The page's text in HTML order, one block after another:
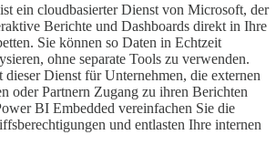
ein cloudbasierter Dienst von Microsoft, der
Berichte und Dashboards direkt in Ihre
Sie können so Daten in Echtzeit
ohne separate Tools zu verwenden.
Dienst für Unternehmen, die externen
oder Partnern Zugang zu ihren Berichten
BI Embedded vereinfachen Sie die
und entlasten Ihre internen